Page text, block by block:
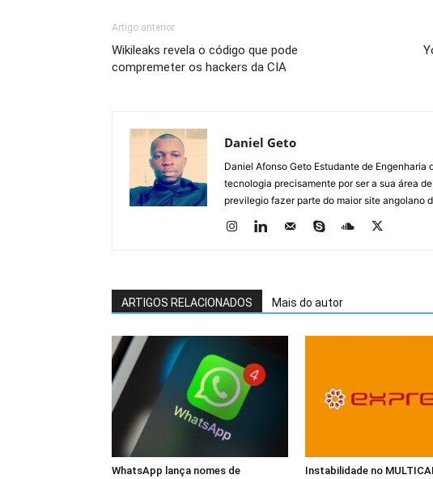
Artigo anterior
Wikileaks revela o código que pode
compremeter os hackers da CIA
Daniel Geto
Daniel Afonso Geto Estudante de
tecnologia precisamente por ser a sua área
previlegio fazer parte do maior site angolano
ARTIGOS RELACIONADOS Mais do autor
WhatsApp lança nomes de
Instabilidade no